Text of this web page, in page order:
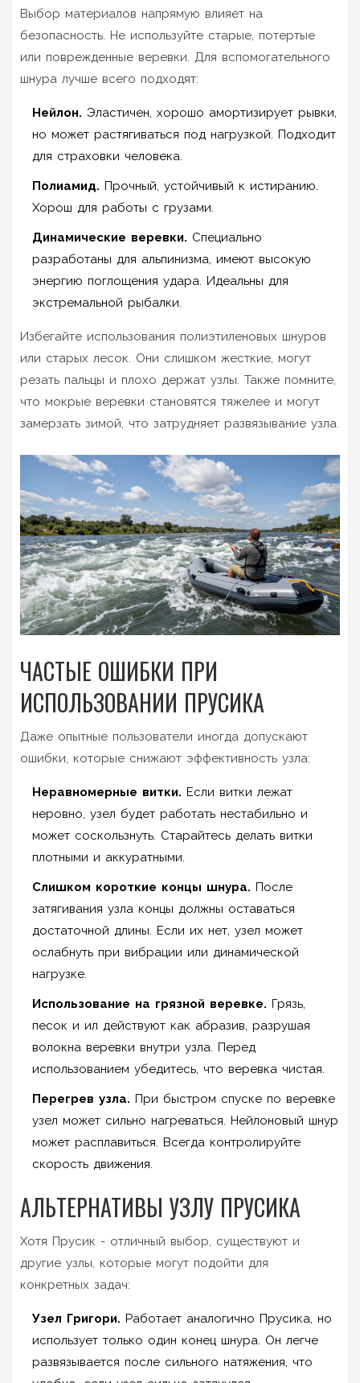
Выбор материалов напрямую влияет на
безопасность. Не используйте старые, потертые
или поврежденные веревки. Для вспомогательного
шнура лучше всего подходят:
Нейлон. Эластичен, хорошо амортизирует рывки,
но может растягиваться под нагрузкой. Подходит
для страховки человека.
Полиамид. Прочный, устойчивый к истиранию.
Хорош для работы с грузами.
Динамические веревки. Специально
разработаны для альпинизма, имеют высокую
энергию поглощения удара. Идеальны для
экстремальной рыбалки.
Избегайте использования полиэтиленовых шнуров
или старых лесок. Они слишком жесткие, могут
резать пальцы и плохо держат узлы. Также помните,
что мокрые веревки становятся тяжелее и могут
замерзать зимой, что затрудняет развязывание узла.
ЧАСТЫЕ ОШИБКИ ПРИ
ИСПОЛЬЗОВАНИИ ПРУСИКА
Даже опытные пользователи иногда допускают
ошибки, которые снижают эффективность узла:
Неравномерные витки. Если витки лежат
неровно, узел будет работать нестабильно и
может соскользнуть. Старайтесь делать витки
плотными и аккуратными.
Слишком короткие концы шнура. После
затягивания узла концы должны оставаться
достаточной длины. Если их нет, узел может
ослабнуть при вибрации или динамической
нагрузке.
Использование на грязной веревке. Грязь,
песок и ил действуют как абразив, разрушая
волокна веревки внутри узла. Перед
использованием убедитесь, что веревка чистая.
Перегрев узла. При быстром спуске по веревке
узел может сильно нагреваться. Нейлоновый шнур
может расплавиться. Всегда контролируйте
скорость движения.
АЛЬТЕРНАТИВЫ УЗЛУ ПРУСИКА
Хотя Прусик - отличный выбор, существуют и
другие узлы, которые могут подойти для
конкретных задач:
Узел Григори. Работает аналогично Прусика, но
использует только один конец шнура. Он легче
развязывается после сильного натяжения, что